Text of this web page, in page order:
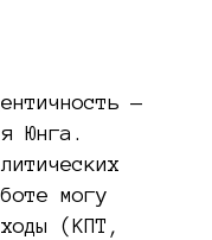
—
Юнга.
могу
(КПТ,